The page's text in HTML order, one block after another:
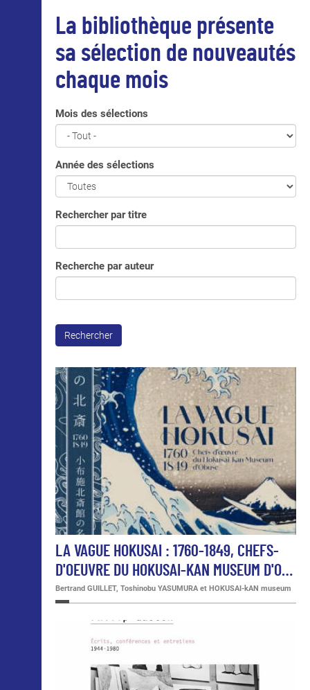
La bibliothèque présente
sa sélection de nouveautés
chaque mois
Mois des sélections
Année des sélections
Rechercher par titre
Recherche par auteur
Rechercher
LA VAGUE HOKUSAI : 1760-1849, CHEFS-
D'OEUVRE DU HOKUSAI-KAN MUSEUM D'O…
Bertrand GUILLET, Toshinobu YASUMURA et HOKUSAI-kAN museum